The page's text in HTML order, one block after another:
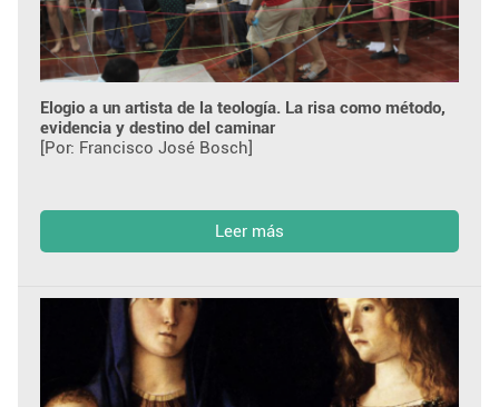
Elogio a un artista de la teología. La risa como método,
evidencia y destino del caminar
[Por: Francisco José Bosch]
Leer más